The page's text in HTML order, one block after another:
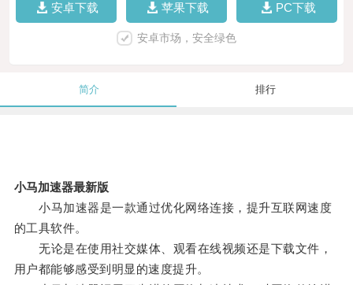
安卓下载 苹果下载 PC下载
安卓市场，安全绿色
简介 排行
小马加速器最新版
小马加速器是一款通过优化网络连接，提升互联网速度
的工具软件。
无论是在使用社交媒体、观看在线视频还是下载文件，
用户都能够感受到明显的速度提升。